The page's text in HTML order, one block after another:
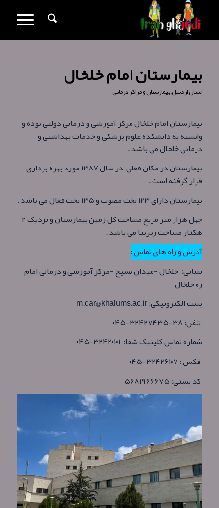
بیمارستان امام خلخال
استان اردبیل,بیمارستان و مراکز درمانی
بیمارستان امام خلخال مرکز آموزشی و درمانی دولتی بوده و
وابسته به دانشکده علوم پزشکی و خدمات بهداشتی و
درمانی خلخال می باشد .
بیمارستان در مکان فعلی در سال ۱۳۸۷ مورد بهره برداری
قرار گرفته است .
بیمارستان دارای ۱۲۳ تخت مصوب و ۱۳۵ تخت فعال می باشد .
چهل هزار متر مربع مساحت کل زمین بیمارستان و نزدیک ۲
هکتار مساحت زیربنا می باشد .
آدرس و راه های تماس :
نشانی: خلخال -میدان بسیج -مرکز آموزشی و درمانی امام
ره خلخال
پست الکترونیکی:m.dar@khalums.ac.ir
تلفن:۳۸-۳۲۴۲۷۴۳۵-۰۴۵
شماره تماس کلینیک شفا: ۳۲۴۲۰۱۰۱-۰۴۵
فکس :۳۲۴۲۶۱۰۷-۰۴۵
کد پستی:۵۶۸۱۹۶۶۶۷۵